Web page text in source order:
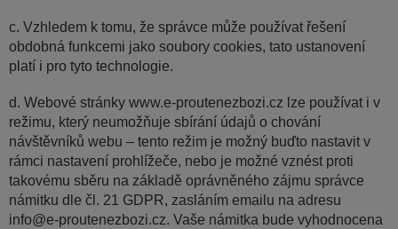
c. Vzhledem k tomu, že správce může používat řešení
obdobná funkcemi jako soubory cookies, tato ustanovení
platí i pro tyto technologie.
d. Webové stránky www.e-proutenezbozi.cz lze používat i v
režimu, který neumožňuje sbírání údajů o chování
návštěvníků webu – tento režim je možný buďto nastavit v
rámci nastavení prohlížeče, nebo je možné vznést proti
takovému sběru na základě oprávněného zájmu správce
námitku dle čl. 21 GDPR, zasláním emailu na adresu
info@e-proutenezbozi.cz. Vaše námitka bude vyhodnocena